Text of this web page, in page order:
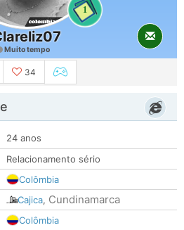
1
Muito tempo
34
24 anos
Relacionamento sério
Colômbia
Cajica, Cundinamarca
Colômbia